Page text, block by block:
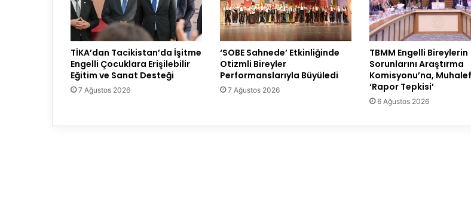
TİKA’dan Tacikistan’da İşitme
Engelli Çocuklara Erişilebilir
Eğitim ve Sanat Desteği
7 Ağustos 2026
‘SOBE Sahnede’ Etkinliğinde
Otizmli Bireyler
Performanslarıyla Büyüledi
7 Ağustos 2026
TBMM Engelli Bireylerin
Sorunlarını Araştırma
Komisyonu’na,
‘Rapor Tepkisi’
6 Ağustos 2026